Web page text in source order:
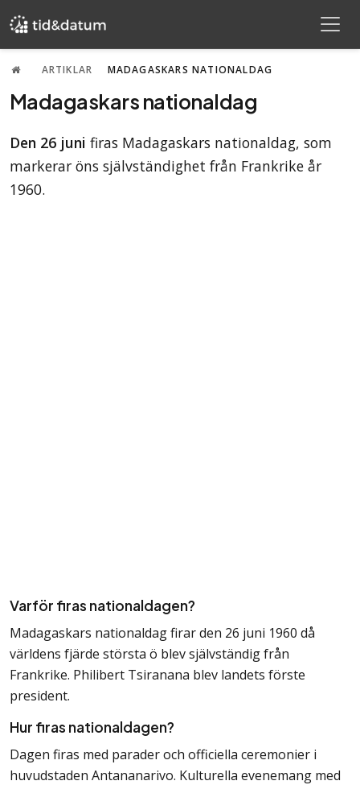
ARTIKLAR MADAGASKARS NATIONALDAG
Madagaskars nationaldag
Den 26 juni firas Madagaskars nationaldag, som
markerar öns självständighet från Frankrike år
1960.
Varför firas nationaldagen?
Madagaskars nationaldag firar den 26 juni 1960 då
världens fjärde största ö blev självständig från
Frankrike. Philibert Tsiranana blev landets förste
president.
Hur firas nationaldagen?
Dagen firas med parader och officiella ceremonier i
huvudstaden Antananarivo. Kulturella evenemang med